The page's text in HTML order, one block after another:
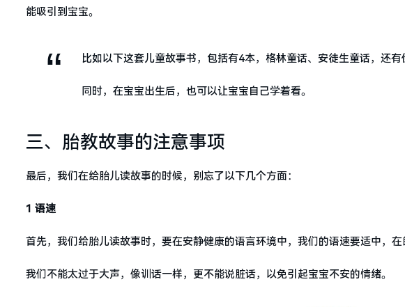
能吸引到宝宝。
比如以下这套儿童故事书，包括有4本，格林童话、安徒生童话，还有
同时，在宝宝出生后，也可以让宝宝自己学着看。
三、胎教故事的注意事项
最后，我们在给胎儿读故事的时候，别忘了以下几个方面：
1 语速
首先，我们给胎儿读故事时，要在安静健康的语言环境中，我们的语速要适中，在
我们不能太过于大声，像训话一样，更不能说脏话，以免引起宝宝不安的情绪。